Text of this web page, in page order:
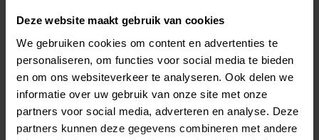
Deze website maakt gebruik van cookies
We gebruiken cookies om content en advertenties te
personaliseren, om functies voor social media te bieden
en om ons websiteverkeer te analyseren. Ook delen we
informatie over uw gebruik van onze site met onze
partners voor social media, adverteren en analyse. Deze
partners kunnen deze gegevens combineren met andere